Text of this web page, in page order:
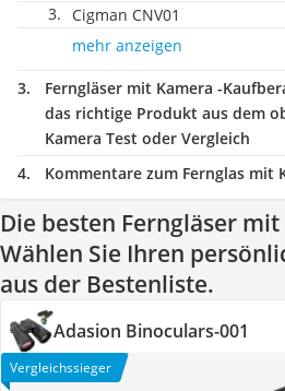
Cigman CNV01
mehr anzeigen
Ferngläser mit Kamera -
das richtige Produkt aus dem
Kamera Test oder Vergleich
Kommentare zum Fernglas mit
Die besten Ferngläser mit
Wählen Sie Ihren
aus der Bestenliste.
Adasion Binoculars-001
Vergleichssieger